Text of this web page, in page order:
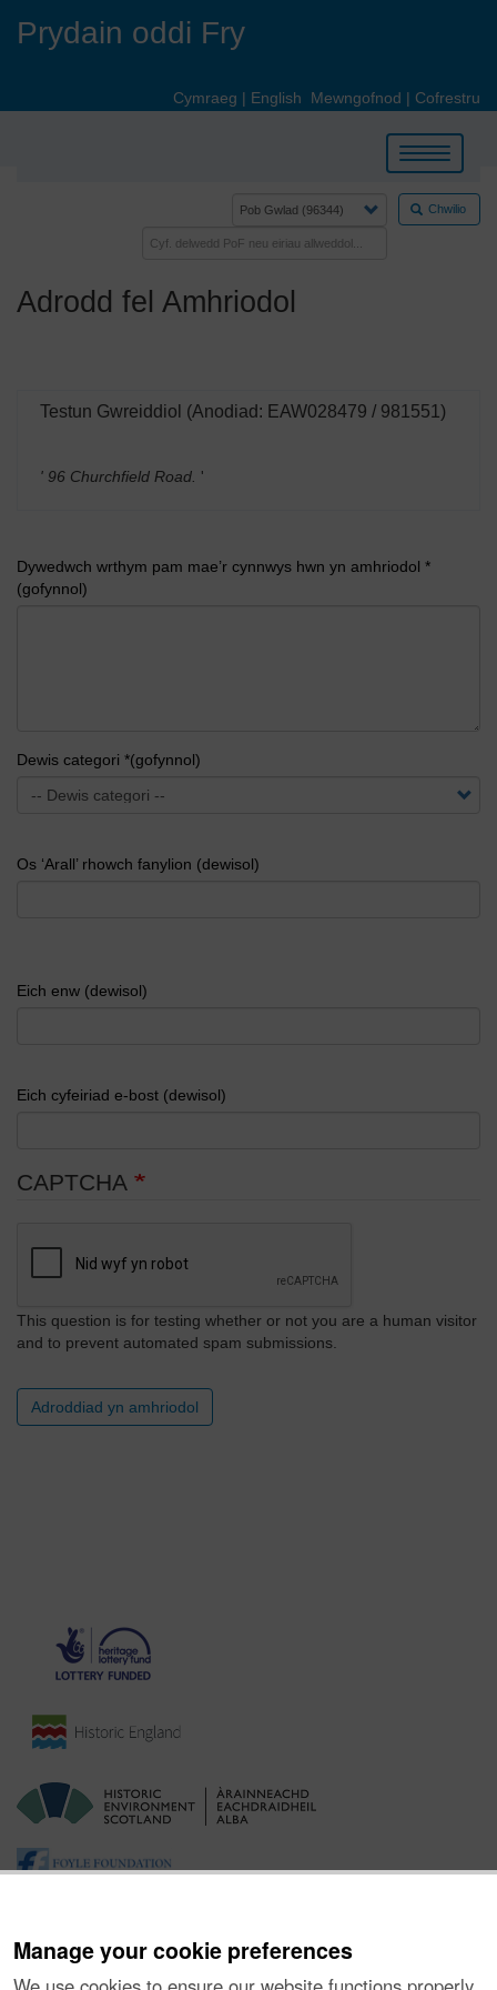
Manage your cookie preferences
Prydain oddi Fry
Cymraeg | English Mewngofnod | Cofrestru
Toggle
navigation
Chwilio
Adrodd fel Amhriodol
Testun Gwreiddiol (Anodiad: EAW028479 / 981551)
' 96 Churchfield Road. '
Dywedwch wrthym pam mae’r cynnwys hwn yn amhriodol *
(gofynnol)
Dewis categori *(gofynnol)
Os ‘Arall’ rhowch fanylion (dewisol)
Eich enw (dewisol)
Eich cyfeiriad e-bost (dewisol)
CAPTCHA
This question is for testing whether or not you are a human visitor
and to prevent automated spam submissions.
Adroddiad yn amhriodol